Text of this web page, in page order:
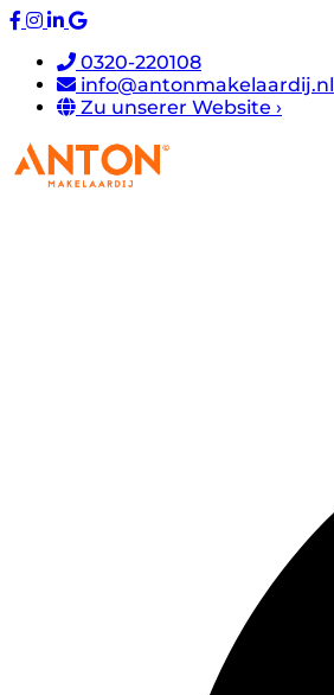
0320-220108
info@antonmakelaardij.nl
Zu unserer Website ›